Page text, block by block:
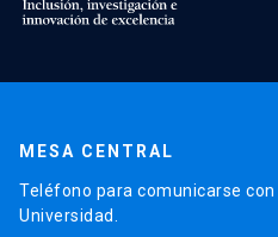
MESA CENTRAL
Teléfono para comunicarse
Universidad.